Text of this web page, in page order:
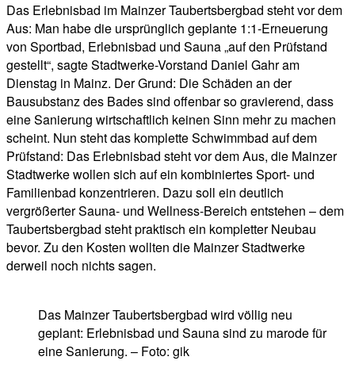
Das Erlebnisbad im Mainzer Taubertsbergbad steht vor dem
Aus: Man habe die ursprünglich geplante 1:1-Erneuerung
von Sportbad, Erlebnisbad und Sauna „auf den Prüfstand
gestellt“, sagte Stadtwerke-Vorstand Daniel Gahr am
Dienstag in Mainz. Der Grund: Die Schäden an der
Bausubstanz des Bades sind offenbar so gravierend, dass
eine Sanierung wirtschaftlich keinen Sinn mehr zu machen
scheint. Nun steht das komplette Schwimmbad auf dem
Prüfstand: Das Erlebnisbad steht vor dem Aus, die Mainzer
Stadtwerke wollen sich auf ein kombiniertes Sport- und
Familienbad konzentrieren. Dazu soll ein deutlich
vergrößerter Sauna- und Wellness-Bereich entstehen – dem
Taubertsbergbad steht praktisch ein kompletter Neubau
bevor. Zu den Kosten wollten die Mainzer Stadtwerke
derweil noch nichts sagen.
Das Mainzer Taubertsbergbad wird völlig neu
geplant: Erlebnisbad und Sauna sind zu marode für
eine Sanierung. – Foto: gik